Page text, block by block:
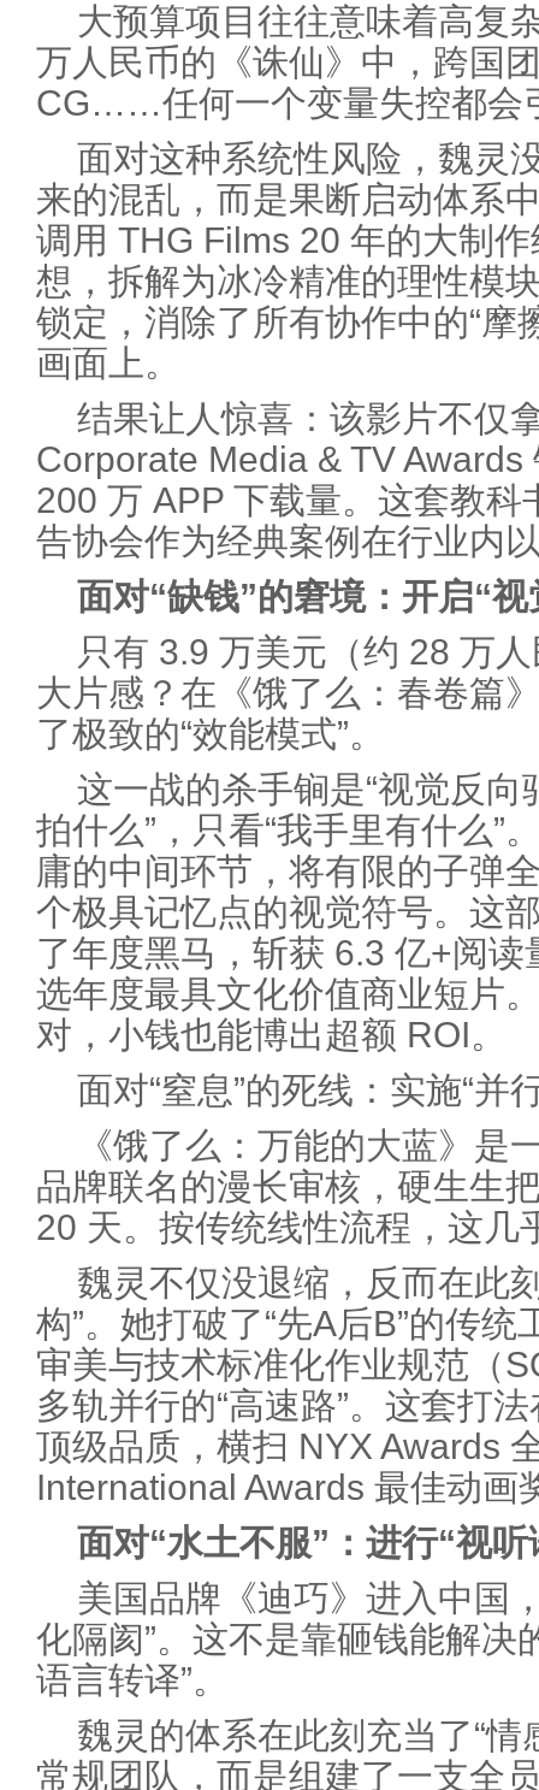
大预算项目往往意味着高复
万人民币的《诛仙》中，跨国
CG……任何一个变量失控都会
面对这种系统性风险，魏灵
来的混乱，而是果断启动体系
调用 THG Films 20 年的大制
想，拆解为冰冷精准的理性模
锁定，消除了所有协作中的“摩
画面上。
结果让人惊喜：该影片不仅
Corporate Media & TV
200 万 APP 下载量。这套教
告协会作为经典案例在行业内
面对“缺钱”的窘境：开启“
只有 3.9 万美元（约 28 万
大片感？在《饿了么：春卷篇
了极致的“效能模式”。
这一战的杀手锏是“视觉反
拍什么”，只看“我手里有什么”
庸的中间环节，将有限的子弹
个极具记忆点的视觉符号。这
了年度黑马，斩获 6.3 亿+阅
选年度最具文化价值商业短片
对，小钱也能博出超额 ROI。
面对“窒息”的死线：实施“并
《饿了么：万能的大蓝》是
品牌联名的漫长审核，硬生生
20 天。按传统线性流程，这几
魏灵不仅没退缩，反而在此
构”。她打破了“先A后B”的传
审美与技术标准化作业规范（
多轨并行的“高速路”。这套打
顶级品质，横扫 NYX Awards
International Awards 最佳动画
面对“水土不服”：进行“视听
美国品牌《迪巧》进入中国
化隔阂”。这不是靠砸钱能解决
语言转译”。
魏灵的体系在此刻充当了“情
常规团队，而是组建了一支全